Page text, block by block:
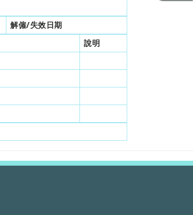
解僱/失效日期
說明